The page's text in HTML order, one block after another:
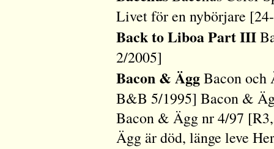
Livet för en nybörjare
Back to Liboa Part III
2/2005]
Bacon & ÄggBacon och
B&B 5/1995] Bacon &
Bacon & Ägg nr 4/97
Ägg är död, länge leve